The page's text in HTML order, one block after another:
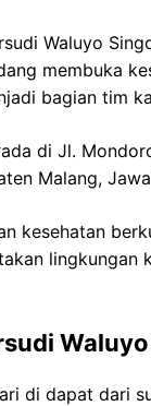
Waluyo
membuka
bagian tim
di Jl.
Malang, Jawa
kesehatan
lingkungan
Waluyo
di dapat dari